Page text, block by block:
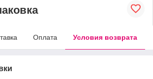
Оплата Условия возврата